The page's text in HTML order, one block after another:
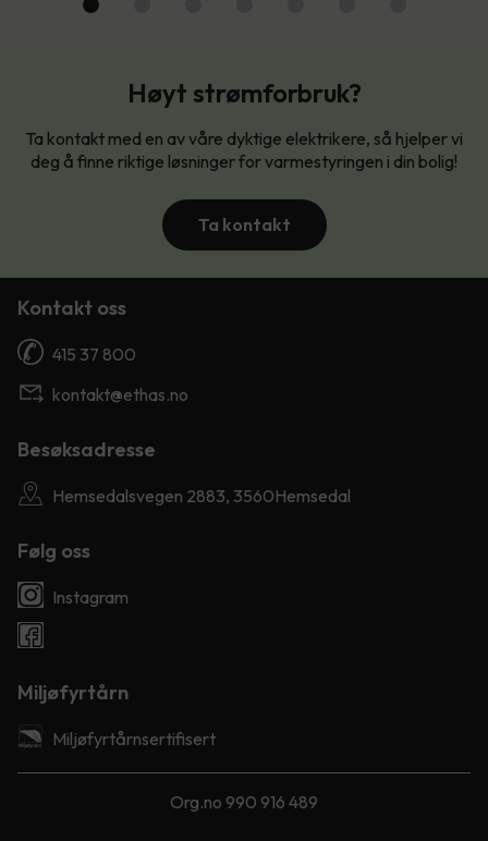
Høyt strømforbruk?
Ta kontakt med en av våre dyktige elektrikere, så hjelper vi
deg å finne riktige løsninger for varmestyringen i din bolig!
Ta kontakt
Kontakt oss
415 37 800
kontakt@ethas.no
Besøksadresse
Hemsedalsvegen 2883, 3560Hemsedal
Følg oss
Instagram
Miljøfyrtårn
Miljøfyrtårnsertifisert
Org.no 990 916 489